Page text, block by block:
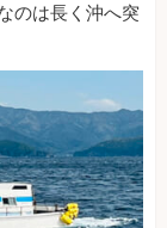
のは長く沖へ突